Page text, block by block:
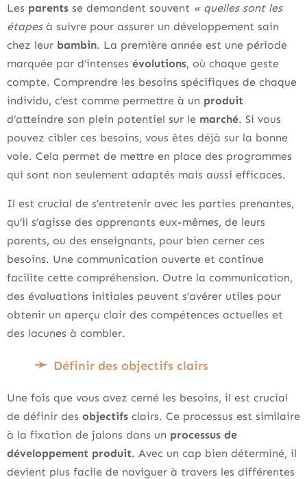
Les parents se demandent souvent « quelles sont les
étapesà suivre pour assurer un développement sain
chez leur bambin. La première année est une période
marquée par d’intenses évolutions, où chaque geste
compte. Comprendre les besoins spécifiques de chaque
individu, c’est comme permettre à un produit
d’atteindre son plein potentiel sur le marché. Si vous
pouvez cibler ces besoins, vous êtes déjà sur la bonne
voie. Cela permet de mettre en place des programmes
qui sont non seulement adaptés mais aussi efficaces.
Il est crucial de s’entretenir avec les parties prenantes,
qu’il s’agisse des apprenants eux-mêmes, de leurs
parents, ou des enseignants, pour bien cerner ces
besoins. Une communication ouverte et continue
facilite cette compréhension. Outre la communication,
des évaluations initiales peuvent s’avérer utiles pour
obtenir un aperçu clair des compétences actuelles et
des lacunes à combler.
Définir des objectifs clairs
Une fois que vous avez cerné les besoins, il est crucial
de définir des objectifs clairs. Ce processus est similaire
à la fixation de jalons dans un processus de
développement produit. Avec un cap bien déterminé, il
devient plus facile de naviguer à travers les différentes